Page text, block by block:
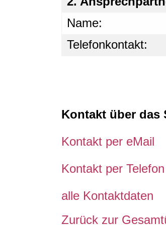
Name:
Telefonkontakt:
Kontakt über das
Kontakt per eMail
Kontakt per
alle Kontaktdaten
Zurück zur